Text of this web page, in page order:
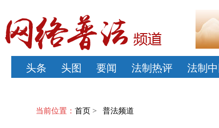
头条 头图 要闻 法制热评 法制
当前位置： 首页> 普法频道